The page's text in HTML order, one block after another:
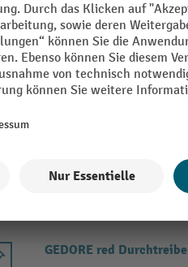
GEDORE Splinttreiber-
Nach DIN 6450, In
geschmiedet,
GEDORE red